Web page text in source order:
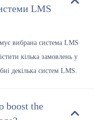
LMS
вибрана система LMS
кілька замовлень у
декілька систем LMS.
boost the